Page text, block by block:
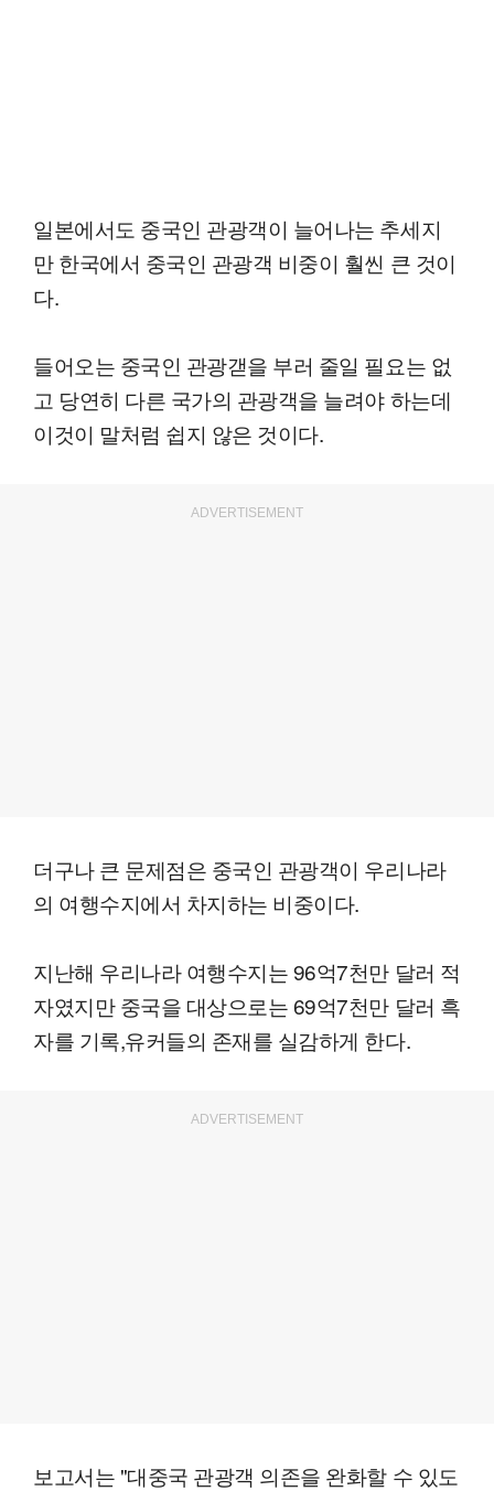
일본에서도 중국인 관광객이 늘어나는 추세지
만 한국에서 중국인 관광객 비중이 훨씬 큰 것이
다.
들어오는 중국인 관광갣을 부러 줄일 필요는 없
고 당연히 다른 국가의 관광객을 늘려야 하는데
이것이 말처럼 쉽지 않은 것이다.
ADVERTISEMENT
더구나 큰 문제점은 중국인 관광객이 우리나라
의 여행수지에서 차지하는 비중이다.
지난해 우리나라 여행수지는 96억7천만 달러 적
자였지만 중국을 대상으로는 69억7천만 달러 흑
자를 기록,유커들의 존재를 실감하게 한다.
ADVERTISEMENT
보고서는 "대중국 관광객 의존을 완화할 수 있도